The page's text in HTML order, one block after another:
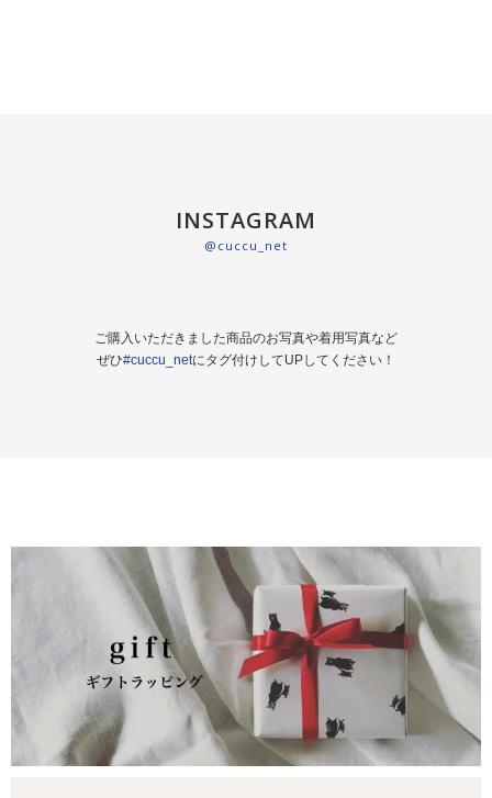
INSTAGRAM
@cuccu_net
ご購入いただきました商品のお写真や着用写真など
ぜひ#cuccu_netにタグ付けしてUPしてください！